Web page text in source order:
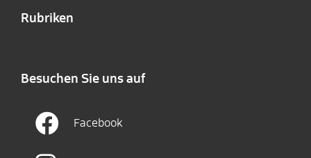
Rubriken
Besuchen Sie uns auf
Facebook